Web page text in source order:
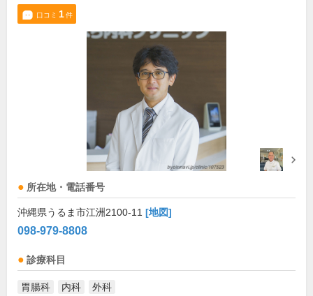
口コミ 1件
所在地・電話番号
沖縄県うるま市江洲2100-11 [地図]
098-979-8808
診療科目
胃腸科 内科 外科